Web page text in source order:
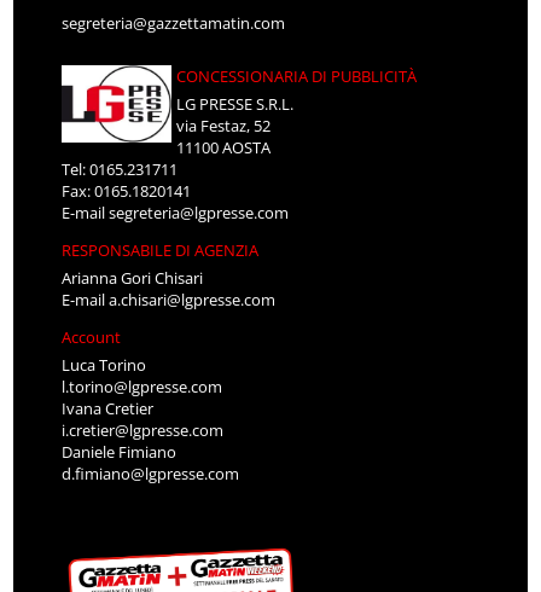
segreteria@gazzettamatin.com
CONCESSIONARIA DI PUBBLICITÀ
LG PRESSE S.R.L.
via Festaz, 52
11100 AOSTA
Tel: 0165.231711
Fax: 0165.1820141
E-mailsegreteria@lgpresse.com
RESPONSABILE DI AGENZIA
Arianna Gori Chisari
E-maila.chisari@lgpresse.com
Account
Luca Torino
l.torino@lgpresse.com
Ivana Cretier
i.cretier@lgpresse.com
Daniele Fimiano
d.fimiano@lgpresse.com